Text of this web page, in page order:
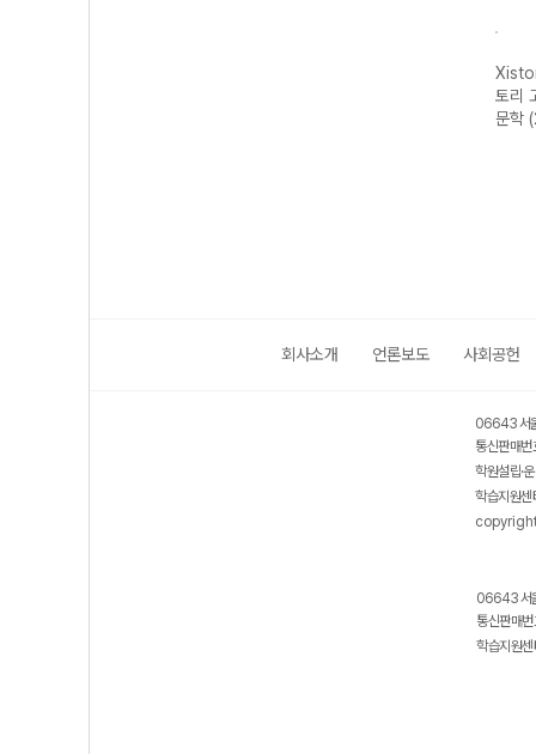
토리
문학
회사소개 언론보도 사회공헌
06643 서
통신판매
학원설립·
학습지원
06643 서
통신판매
학습지원